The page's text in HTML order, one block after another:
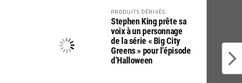
PRODUITS DÉRIVÉS
Stephen King prête sa
voix à un personnage
de la série « Big City
Greens » pour l’épisode
d’Halloween